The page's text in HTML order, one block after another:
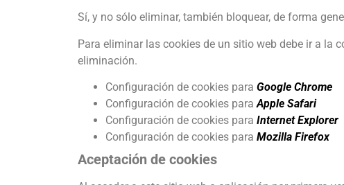
Sí, y no sólo eliminar, también bloquear, de forma
Para eliminar las cookies de un sitio web debe ir a la
eliminación.
Configuración de cookies para Google Chrome
Configuración de cookies paraApple Safari
Configuración de cookies para Internet Explorer
Configuración de cookies para Mozilla Firefox
Aceptación de cookies